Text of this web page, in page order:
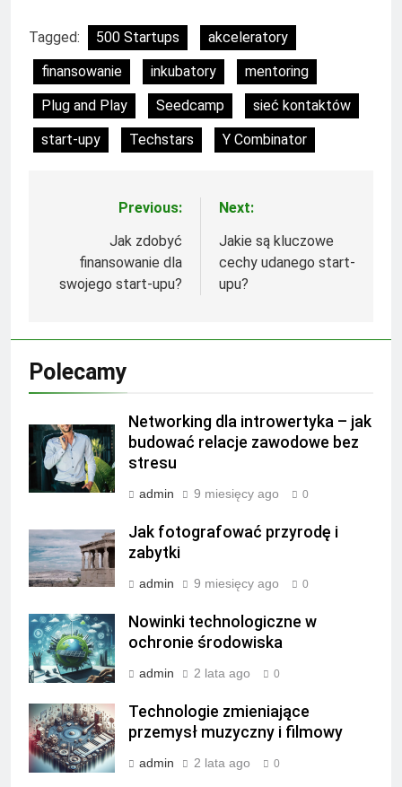
Tagged: 500 Startups
akceleratory
finansowanie
inkubatory
mentoring
Plug and Play
Seedcamp
sieć kontaktów
start-upy
Techstars Y Combinator
NawigacjaPrevious:
Jak zdobyć
finansowanie dla
swojego start-upu?
Next:
Jakie są kluczowe
cechy udanego start-
upu?
Polecamy
Networking dla introwertyka – jak
budować relacje zawodowe bez
stresu
admin 9 miesięcy ago 0
Jak fotografować przyrodę i
zabytki
admin 9 miesięcy ago 0
Nowinki technologiczne w
ochronie środowiska
admin 2 lata ago 0
Technologie zmieniające
przemysł muzyczny i filmowy
admin 2 lata ago 0